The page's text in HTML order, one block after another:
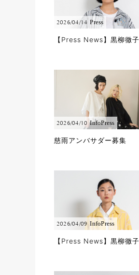
2026/04/14 Press
2026/04/10 InfoPress
慈雨アンバサダー募集
2026/04/09 InfoPress